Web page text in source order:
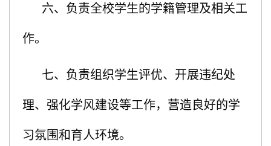
六、负责全校学生的学籍管理及相关工
作。
七、负责组织学生评优、开展违纪处
理、强化学风建设等工作，营造良好的学
习氛围和育人环境。